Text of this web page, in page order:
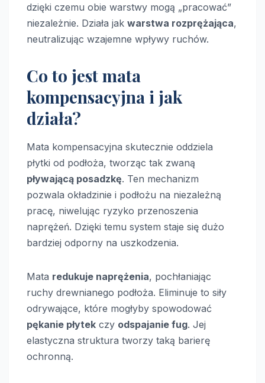
dzięki czemu obie warstwy mogą „pracować”
niezależnie. Działa jak warstwa rozprężająca,
neutralizując wzajemne wpływy ruchów.
Co to jest mata
kompensacyjna i jak
działa?
Mata kompensacyjna skutecznie oddziela
płytki od podłoża, tworząc tak zwaną
pływającą posadzkę. Ten mechanizm
pozwala okładzinie i podłożu na niezależną
pracę, niwelując ryzyko przenoszenia
naprężeń. Dzięki temu system staje się dużo
bardziej odporny na uszkodzenia.
Mata redukuje naprężenia, pochłaniając
ruchy drewnianego podłoża. Eliminuje to siły
odrywające, które mogłyby spowodować
pękanie płytek czy odspajanie fug. Jej
elastyczna struktura tworzy taką barierę
ochronną.